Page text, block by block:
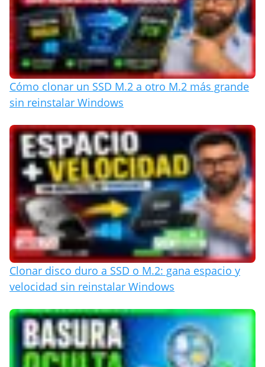
Cómo clonar un SSD M.2 a otro M.2 más grande
sin reinstalar Windows
Clonar disco duro a SSD o M.2: gana espacio y
velocidad sin reinstalar Windows